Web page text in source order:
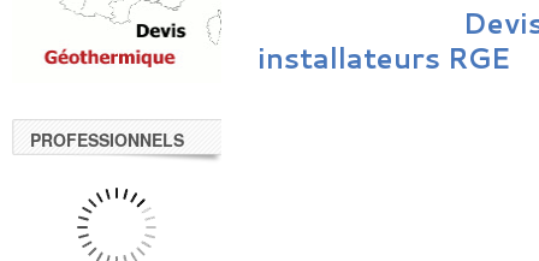
installateurs RGE
PROFESSIONNELS